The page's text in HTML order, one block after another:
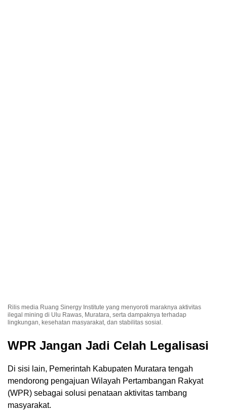
Rilis media Ruang Sinergy Institute yang menyoroti maraknya aktivitas
ilegal mining di Ulu Rawas, Muratara, serta dampaknya terhadap
lingkungan, kesehatan masyarakat, dan stabilitas sosial.
WPR Jangan Jadi Celah Legalisasi
Di sisi lain, Pemerintah Kabupaten Muratara tengah
mendorong pengajuan Wilayah Pertambangan Rakyat
(WPR) sebagai solusi penataan aktivitas tambang
masyarakat.